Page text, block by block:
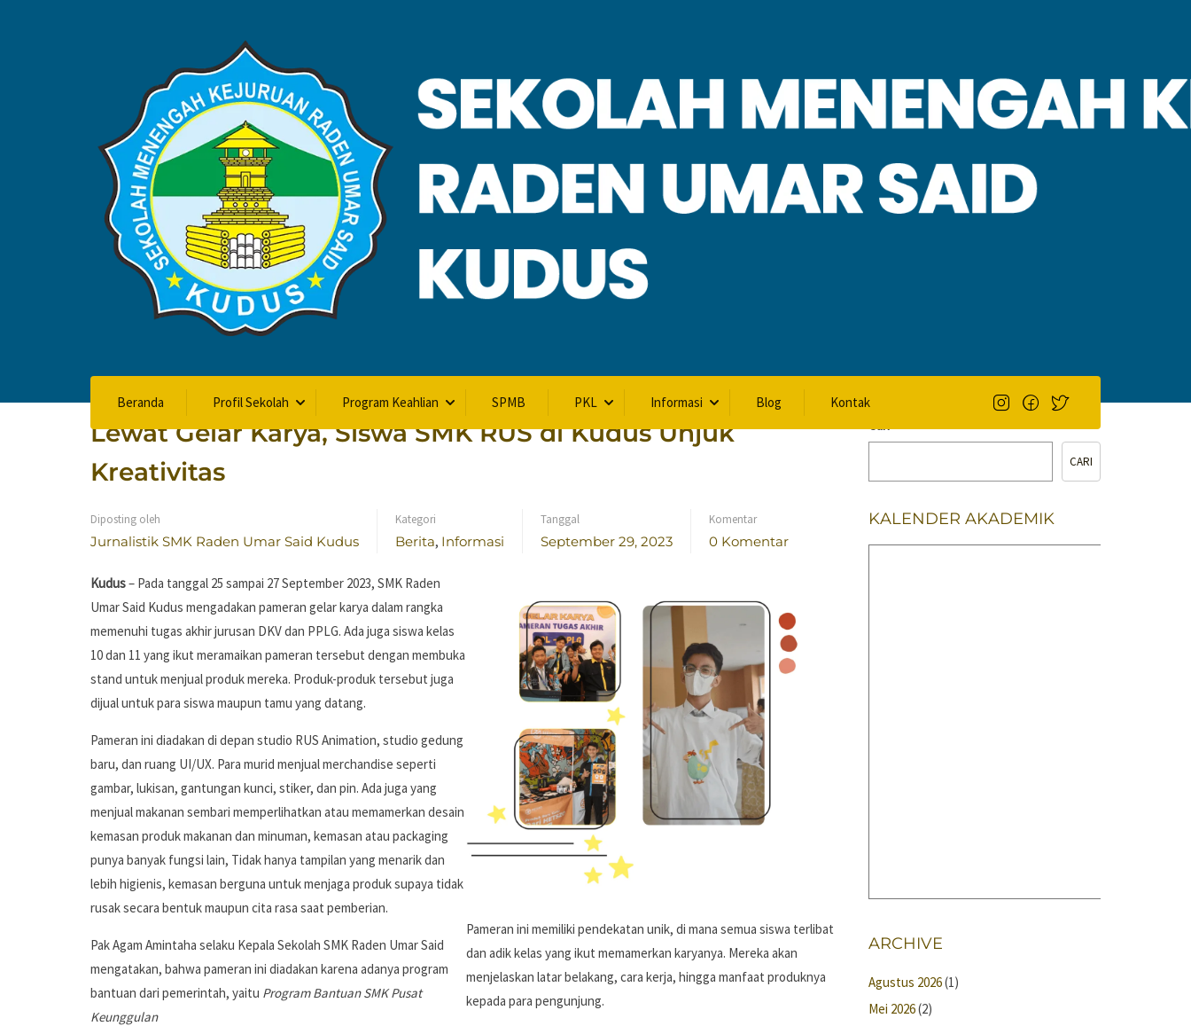
Beranda Profil Sekolah Program Keahlian SPMB PKL Informasi Blog Kontak
BERITA
Berita
Lewat Gelar Karya, Siswa SMK RUS di Kudus Unjuk
Kreativitas
Diposting oleh
Jurnalistik SMK Raden Umar Said Kudus
Kategori
Berita, Informasi
Tanggal
September 29, 2023
Komentar
0 Komentar
Kudus– Pada tanggal 25 sampai 27 September 2023, SMK Raden
Umar Said Kudus mengadakan pameran gelar karya dalam rangka
memenuhi tugas akhir jurusan DKV dan PPLG. Ada juga siswa kelas
10 dan 11 yang ikut meramaikan pameran tersebut dengan membuka
stand untuk menjual produk mereka. Produk-produk tersebut juga
dijual untuk para siswa maupun tamu yang datang.
Pameran ini diadakan di depan studio RUS Animation, studio gedung
baru, dan ruang UI/UX. Para murid menjual merchandise seperti
gambar, lukisan, gantungan kunci, stiker, dan pin. Ada juga yang
menjual makanan sembari memperlihatkan atau memamerkan desain
kemasan produk makanan dan minuman, kemasan atau packaging
punya banyak fungsi lain, Tidak hanya tampilan yang menarik dan
lebih higienis, kemasan berguna untuk menjaga produk supaya tidak
rusak secara bentuk maupun cita rasa saat pemberian.
Pak Agam Amintaha selaku Kepala Sekolah SMK Raden Umar Said
mengatakan, bahwa pameran ini diadakan karena adanya program
bantuan dari pemerintah, yaitu Program Bantuan SMK Pusat
Keunggulan
Pameran ini memiliki pendekatan unik, di mana semua siswa terlibat
dan adik kelas yang ikut memamerkan karyanya. Mereka akan
menjelaskan latar belakang, cara kerja, hingga manfaat produknya
kepada para pengunjung.
Cari
CARI
KALENDER AKADEMIK
ARCHIVE
Agustus 2026(1)
Mei 2026(2)